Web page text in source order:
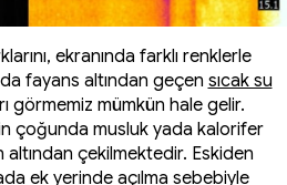
ekranında farklı renklerle
fayans altından geçen sıcak su
görmemiz mümkün hale gelir.
çoğunda musluk yada kalorifer
altından çekilmektedir. Eskiden
ek yerinde açılma sebebiyle